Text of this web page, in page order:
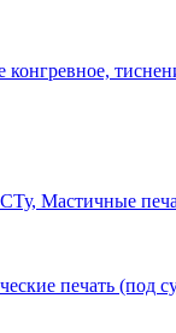
Мастичные
печать (под